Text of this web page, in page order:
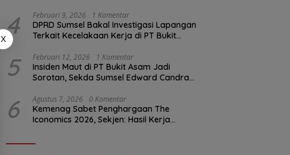
4 Februari 9, 2026 1 Komentar
DPRD Sumsel Bakal Investigasi Lapangan
Terkait Kecelakaan Kerja di PT Bukit
5 Februari 12, 2026 1 Komentar
Insiden Maut di PT Bukit Asam Jadi
Sorotan, Sekda Sumsel Edward Candra
6 Agustus 7, 2026 0 Komentar
Kemenag Sabet Penghargaan The
Iconomics 2026, Sekjen: Hasil Kerja
X